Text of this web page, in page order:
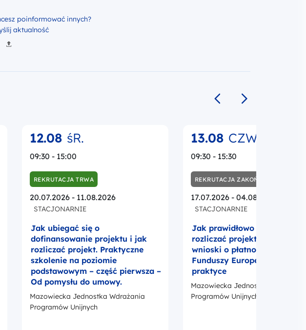
poinformować innych?
aktualność
Poprzedni slajd
12.08 śR.
09:30 - 15:00
REKRUTACJA TRWA
20.07.2026 - 11.08.2026
STACJONARNIE
Jak ubiegać się o
dofinansowanie projektu i jak
rozliczać projekt. Praktyczne
szkolenie na poziomie
podstawowym – część pierwsza –
Od pomysłu do umowy.
Mazowiecka Jednostka Wdrażania
Programów Unijnych
13.08 CZW.
09:30 - 15:30
REKRUTACJA ZAKOŃCZONA
17.07.2026 - 04.08.2026
STACJONARNIE
Jak prawidłowo realizować i
rozliczać projekt UE?
wnioski o płatność i
Funduszy Europejskich w
praktyce
Mazowiecka Jednostka Wdrażania
Programów Unijnych